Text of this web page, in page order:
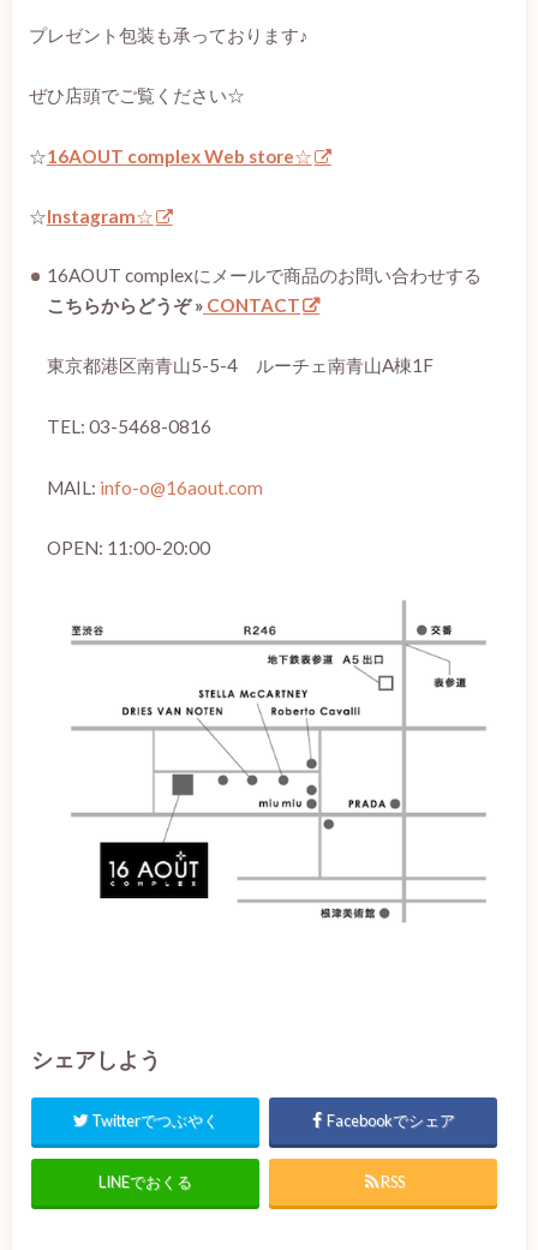
プレゼント包装も承っております♪
ぜひ店頭でご覧ください☆
☆16AOUT complex Web store☆
☆Instagram☆
16AOUT complexにメールで商品のお問い合わせする
こちらからどうぞ » CONTACT
東京都港区南青山5-5-4 ルーチェ南青山A棟1F
TEL: 03-5468-0816
MAIL: info-o@16aout.com
OPEN: 11:00-20:00
シェアしよう
Twitterでつぶやく Facebookでシェア
LINEでおくる RSS